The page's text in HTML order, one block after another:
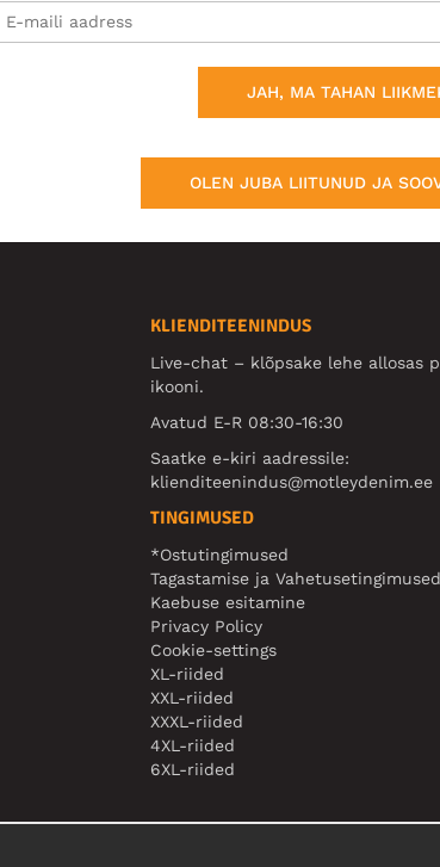
JAH, MA TAHAN
OLEN JUBA LIITUNUD JA
KLIENDITEENINDUS
Live-chat – klõpsake lehe allosas
ikooni.
Avatud E-R 08:30-16:30
Saatke e-kiri aadressile:
klienditeenindus@motleydenim.ee
TINGIMUSED
*Ostutingimused
Tagastamise ja Vahetusetingimused
Kaebuse esitamine
Privacy Policy
Cookie-settings
XL-riided
XXL-riided
XXXL-riided
4XL-riided
6XL-riided